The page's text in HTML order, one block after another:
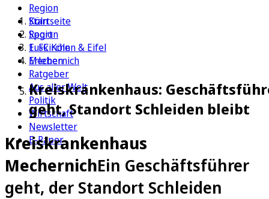
Region
Köln
Sport
1. FC Köln
Erleben
Ratgeber
Aus aller Welt
Politik
Wirtschaft
Newsletter
E-Paper
Startseite
Region
Euskirchen & Eifel
Mechernich
Kreiskrankenhaus:
geht, Standort Schleiden bleibt
Kreiskrankenhaus
MechernichEin Geschäftsführer
geht, der Standort Schleiden